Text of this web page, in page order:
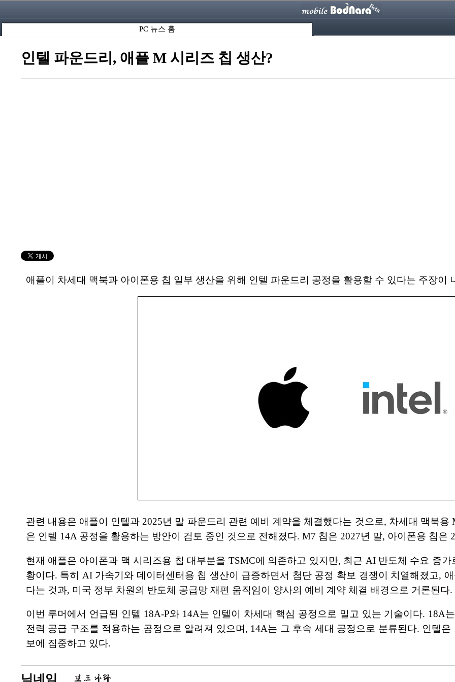
PC 뉴스 홈
인텔 파운드리, 애플 M 시리즈 칩 생산?
애플이 차세대 맥북과 아이폰용 칩 일부 생산을 위해 인텔 파운드리 공정을 활용할 수 있다는 주장이
관련 내용은 애플이 인텔과 2025년 말 파운드리 관련 예비 계약을 체결했다는 것으로, 차세대 맥북
은 인텔 14A 공정을 활용하는 방안이 검토 중인 것으로 전해졌다. M7 칩은 2027년 말, 아이폰용 칩은
현재 애플은 아이폰과 맥 시리즈용 칩 대부분을 TSMC에 의존하고 있지만, 최근 AI 반도체 수요 증
황이다. 특히 AI 가속기와 데이터센터용 칩 생산이 급증하면서 첨단 공정 확보 경쟁이 치열해졌고,
다는 것과, 미국 정부 차원의 반도체 공급망 재편 움직임이 양사의 예비 계약 체결 배경으로 거론된다.
이번 루머에서 언급된 인텔 18A-P와 14A는 인텔이 차세대 핵심 공정으로 밀고 있는 기술이다. 18A
전력 공급 구조를 적용하는 공정으로 알려져 있으며, 14A는 그 후속 세대 공정으로 분류된다. 인텔
보에 집중하고 있다.
닉네임